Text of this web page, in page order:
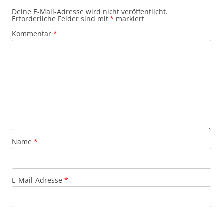
Deine E-Mail-Adresse wird nicht veröffentlicht.
Erforderliche Felder sind mit * markiert
Kommentar *
Name *
E-Mail-Adresse *